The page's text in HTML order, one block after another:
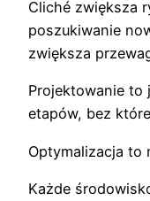
Cliché zwiększa
poszukiwanie
zwiększa
Projektowanie to
etapów, bez
Optymalizacja to
Każde